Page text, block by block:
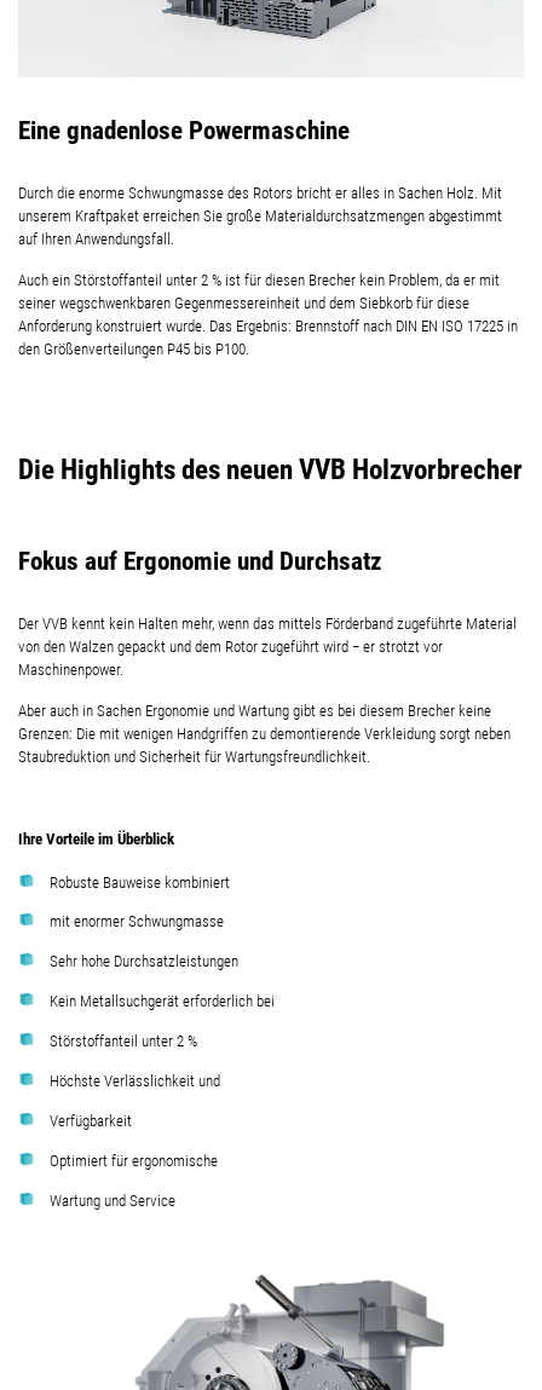
Eine gnadenlose Powermaschine
Durch die enorme Schwungmasse des Rotors bricht er alles in Sachen Holz. Mit
unserem Kraftpaket erreichen Sie große Materialdurchsatzmengen abgestimmt
auf Ihren Anwendungsfall.
Auch ein Störstoffanteil unter 2 % ist für diesen Brecher kein Problem, da er mit
seiner wegschwenkbaren Gegenmessereinheit und dem Siebkorb für diese
Anforderung konstruiert wurde. Das Ergebnis: Brennstoff nach DIN EN ISO 17225 in
den Größenverteilungen P45 bis P100.
Die Highlights des neuen VVB Holzvorbrecher
Fokus auf Ergonomie und Durchsatz
Der VVB kennt kein Halten mehr, wenn das mittels Förderband zugeführte Material
von den Walzen gepackt und dem Rotor zugeführt wird − er strotzt vor
Maschinenpower.
Aber auch in Sachen Ergonomie und Wartung gibt es bei diesem Brecher keine
Grenzen: Die mit wenigen Handgriffen zu demontierende Verkleidung sorgt neben
Staubreduktion und Sicherheit für Wartungsfreundlichkeit.
Ihre Vorteile im Überblick
Robuste Bauweise kombiniert
mit enormer Schwungmasse
Sehr hohe Durchsatzleistungen
Kein Metallsuchgerät erforderlich bei
Störstoffanteil unter 2 %
Höchste Verlässlichkeit und
Verfügbarkeit
Optimiert für ergonomische
Wartung und Service